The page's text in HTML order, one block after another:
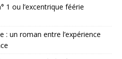
1 ou l’excentrique féérie
: un roman entre l’expérience